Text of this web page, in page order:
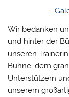
Wir bedanken
und hinter der
unseren
Bühne, dem
Unterstützern
unserem